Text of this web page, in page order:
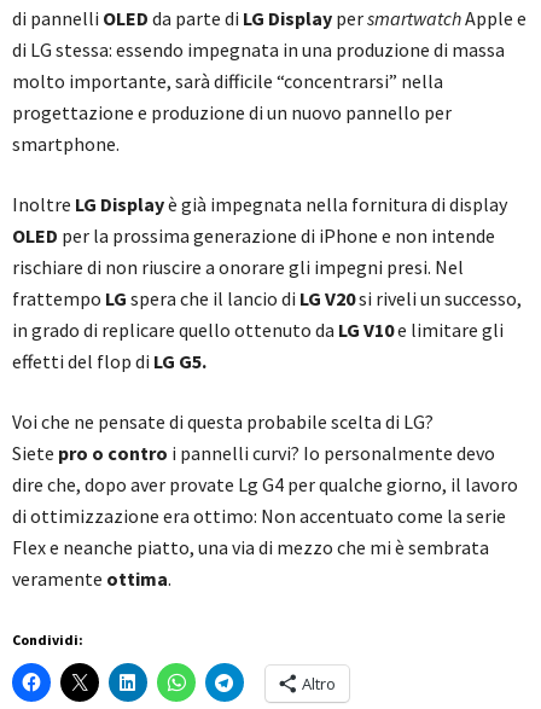
di pannelli OLED da parte di LG Display persmartwatchApple e
di LG stessa: essendo impegnata in una produzione di massa
molto importante, sarà difficile “concentrarsi” nella
progettazione e produzione di un nuovo pannello per
smartphone.
Inoltre LG Displayè già impegnata nella fornitura di display
OLED per la prossima generazione di iPhone e non intende
rischiare di non riuscire a onorare gli impegni presi. Nel
frattempo LG spera che il lancio di LG V20si riveli un successo,
in grado di replicare quello ottenuto da LG V10e limitare gli
effetti del flop di LG G5.
Voi che ne pensate di questa probabile scelta di LG?
Siete pro o contro i pannelli curvi? Io personalmente devo
dire che, dopo aver provate Lg G4 per qualche giorno, il lavoro
di ottimizzazione era ottimo: Non accentuato come la serie
Flex e neanche piatto, una via di mezzo che mi è sembrata
veramente ottima.
Condividi:
Altro